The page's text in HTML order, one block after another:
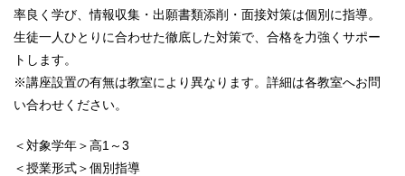
率良く学び、情報収集・出願書類添削・面接対策は個別に指導。
生徒一人ひとりに合わせた徹底した対策で、合格を力強くサポー
トします。
※講座設置の有無は教室により異なります。詳細は各教室へお問
い合わせください。
＜対象学年＞高1～3
＜授業形式＞個別指導